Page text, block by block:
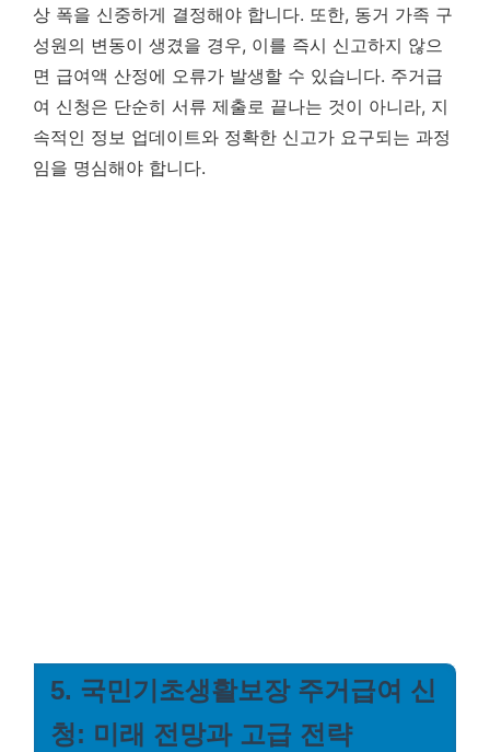
상 폭을 신중하게 결정해야 합니다. 또한, 동거 가족 구
성원의 변동이 생겼을 경우, 이를 즉시 신고하지 않으
면 급여액 산정에 오류가 발생할 수 있습니다. 주거급
여 신청은 단순히 서류 제출로 끝나는 것이 아니라, 지
속적인 정보 업데이트와 정확한 신고가 요구되는 과정
임을 명심해야 합니다.
5. 국민기초생활보장 주거급여 신
청: 미래 전망과 고급 전략